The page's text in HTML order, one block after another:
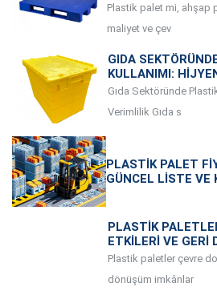
Plastik palet mi, ahşap
maliyet ve çev
GIDA
KULLANIMI:
Gıda Sektöründe
Verimlilik Gıda s
PLASTIK PALET
GÜNCEL LISTE VE
PLASTIK
ETKILERI VE GERI
Plastik paletler çevre
dönüşüm imkânlar